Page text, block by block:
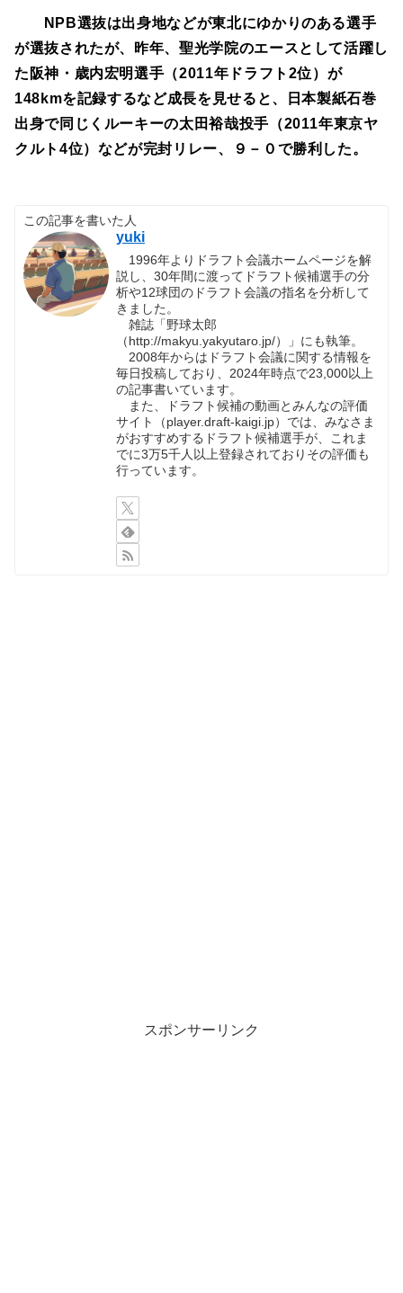
NPB選抜は出身地などが東北にゆかりのある選手
が選抜されたが、昨年、聖光学院のエースとして活躍し
た阪神・歳内宏明選手（2011年ドラフト2位）が
148kmを記録するなど成長を見せると、日本製紙石巻
出身で同じくルーキーの太田裕哉投手（2011年東京ヤ
クルト4位）などが完封リレー、９－０で勝利した。
この記事を書いた人
yuki
1996年よりドラフト会議ホームページを解
説し、30年間に渡ってドラフト候補選手の分
析や12球団のドラフト会議の指名を分析して
きました。
雑誌「野球太郎
（http://makyu.yakyutaro.jp/）」にも執筆。
2008年からはドラフト会議に関する情報を
毎日投稿しており、2024年時点で23,000以上
の記事書いています。
また、ドラフト候補の動画とみんなの評価
サイト（player.draft-kaigi.jp）では、みなさま
がおすすめするドラフト候補選手が、これま
でに3万5千人以上登録されておりその評価も
行っています。
スポンサーリンク